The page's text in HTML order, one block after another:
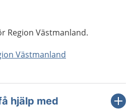
Region Västmanland.
Västmanland
hjälp med